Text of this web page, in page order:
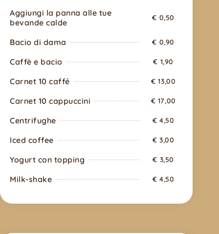
Aggiungi la panna alle tue
bevande calde
€ 0,50
Bacio di dama € 0,90
Caffè e bacio € 1,90
Carnet 10 caffé € 13,00
Carnet 10 cappuccini € 17,00
Centrifughe € 4,50
Iced coffee € 3,00
Yogurt con topping € 3,50
Milk-shake € 4,50